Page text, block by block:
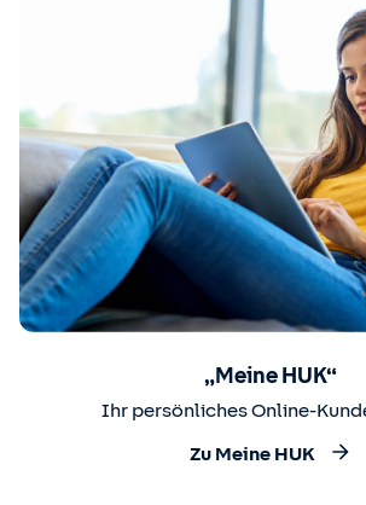
„Meine HUK“
Ihr persönliches Online-
Zu Meine HUK